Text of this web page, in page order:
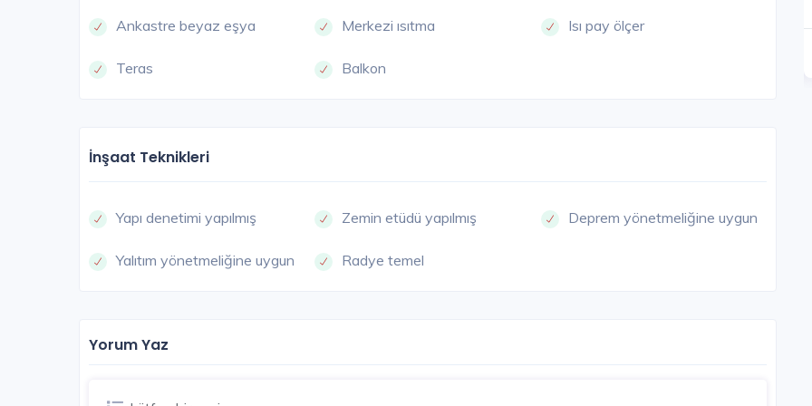
Ankastre beyaz eşya Merkezi ısıtma Isı pay ölçer
Teras Balkon
İnşaat Teknikleri
Yapı denetimi yapılmış Zemin etüdü yapılmış Deprem yönetmeliğine uygun
Yalıtım yönetmeliğine uygun Radye temel
Yorum Yaz